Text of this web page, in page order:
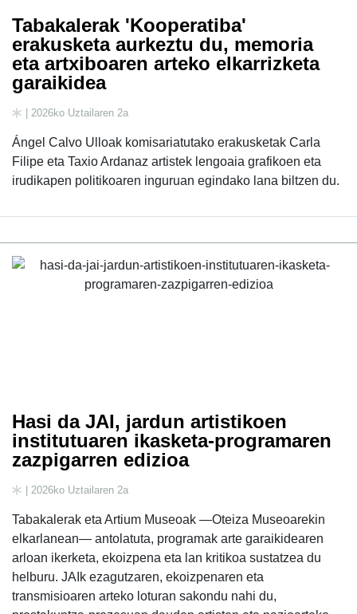
Tabakalerak 'Kooperatiba'
erakusketa aurkeztu du, memoria
eta artxiboaren arteko elkarrizketa
garaikidea
| 2026ko Uztailaren 2a
Ángel Calvo Ulloak komisariatutako erakusketak Carla
Filipe eta Taxio Ardanaz artistek lengoaia grafikoen eta
irudikapen politikoaren inguruan egindako lana biltzen du.
Hasi da JAI, jardun artistikoen
institutuaren ikasketa-programaren
zazpigarren edizioa
| 2026ko Uztailaren 2a
Tabakalerak eta Artium Museoak —Oteiza Museoarekin
elkarlanean— antolatuta, programak arte garaikidearen
arloan ikerketa, ekoizpena eta lan kritikoa sustatzea du
helburu. JAIk ezagutzaren, ekoizpenaren eta
transmisioaren arteko loturan sakondu nahi du,